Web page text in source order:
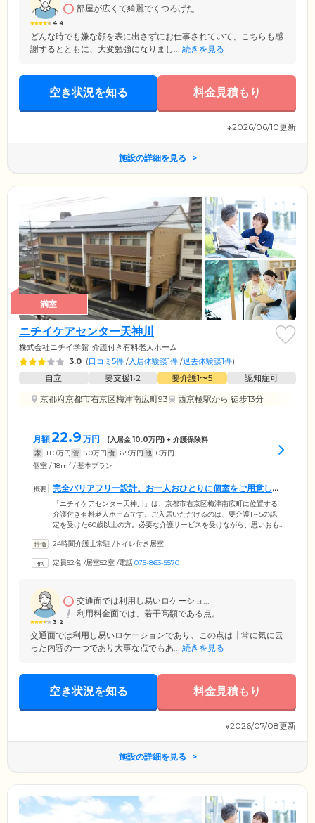
族同然のペットとともに「安心して幸せに暮らせる住まい」をご提供し
ています。
4.4
部屋が広くて綺麗でくつろげた
どんな時でも嫌な顔を表に出さずにお仕事されていて、こちらも感
謝するとともに、大変勉強になりまし... 続きを見る
空き状況を知る 料金見積もり
※2026/06/10更新
施設の詳細を見る
満室
ニチイケアセンター天神川
株式会社ニチイ学館 介護付き有料老人ホーム
3.0 (口コミ5件 /入居体験談1件 /退去体験談1件)
自立 要支援1•2 要介護1〜5
認知症可
京都府京都市右京区梅津南広町93
西京極駅から 徒歩13分
月額22.9 万円 (入居金10.0万円) + 介護保険料
家 11.0万円 管 5.0万円 食 6.9万円 他 0万円
個室 / 18m2 / 基本プラン
完全バリアフリー設計。お一人おひとりに個室をご用意して
います
「ニチイケアセンター天神川」は、京都市右京区梅津南広町に位置する
介護付き有料老人ホームです。ご入居いただけるのは、要介護1～5の認
定を受けた60歳以上の方。必要な介護サービスを受けながら、思いおも
全52室の個室をご用意。プライバシーが保たれた環境で、おひとりの時
バリアフリー設計を採用。各所に手すりを設置し段差をなくしているの
24時間介護士常駐 /トイレ付き居室
定員52名 /居室52室 /電話075-863-5570
3.2
交通面では利用し易いロケーショ...
利用料金面では、若干高額である点。
交通面では利用し易いロケーションであり、この点は非常に気に云
った内容の一つであり大事な点でもあ... 続きを見る
空き状況を知る 料金見積もり
※2026/07/08更新
施設の詳細を見る